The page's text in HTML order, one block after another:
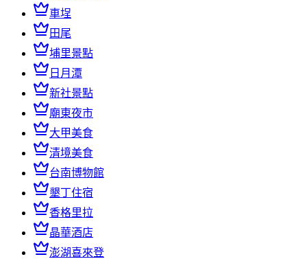
車埕
田尾
埔里景點
日月潭
新社景點
廟東夜市
大甲美食
清境美食
台南博物館
墾丁住宿
香格里拉
晶華酒店
澎湖喜來登